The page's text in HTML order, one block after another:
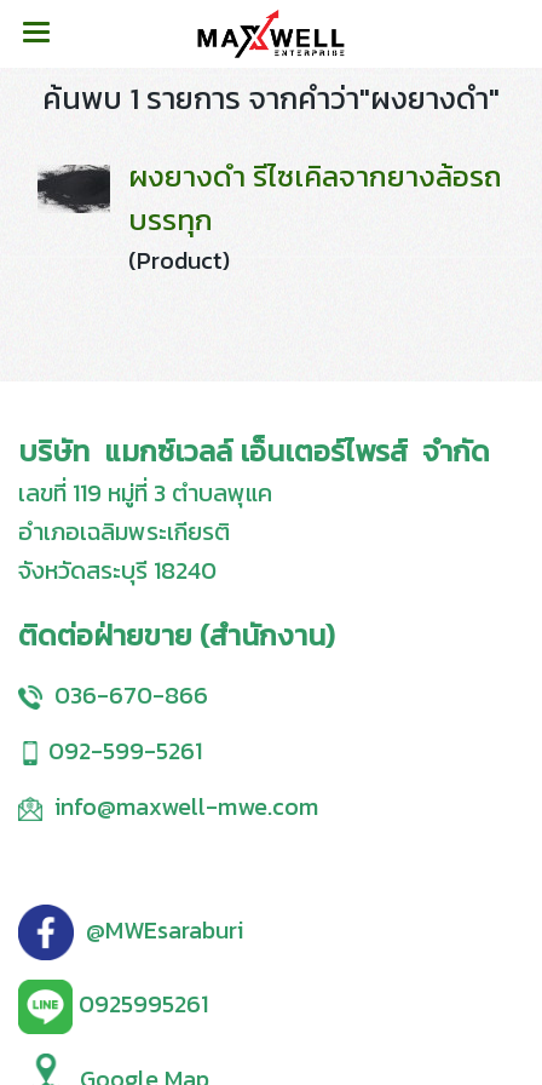
ค้นพบ 1 รายการ จากคำว่า"ผงยางดำ"
ผงยางดำ รีไซเคิลจากยางล้อรถ
บรรทุก
(Product)
บริษัท แมกซ์เวลล์ เอ็นเตอร์ไพรส์ จำกัด
เลขที่ 119 หมู่ที่ 3 ตำบลพุแค
อำเภอเฉลิมพระเกียรติ
จังหวัดสระบุรี 18240
ติดต่อฝ่ายขาย (สำนักงาน)
036-670-866
092-599-5261
info@maxwell-mwe.com
@MWEsaraburi
0925995261